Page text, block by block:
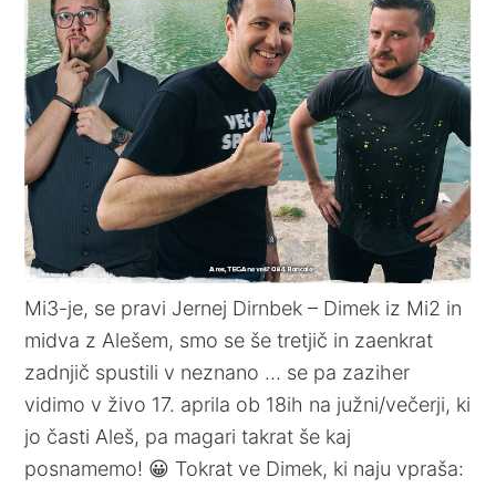
Mi3-je, se pravi Jernej Dirnbek – Dimek iz Mi2 in
midva z Alešem, smo se še tretjič in zaenkrat
zadnjič spustili v neznano … se pa zaziher
vidimo v živo 17. aprila ob 18ih na južni/večerji, ki
jo časti Aleš, pa magari takrat še kaj
posnamemo! 😀 Tokrat ve Dimek, ki naju vpraša: